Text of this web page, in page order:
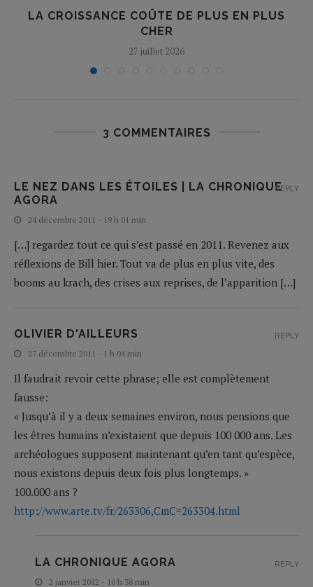
LA CROISSANCE COÛTE DE PLUS EN PLUS
CHER
27 juillet 2026
3 COMMENTAIRES
LE NEZ DANS LES ÉTOILES | LA CHRONIQUE
AGORA
24 décembre 2011 - 19 h 01 min
[…] regardez tout ce qui s’est passé en 2011. Revenez aux
réflexions de Bill hier. Tout va de plus en plus vite, des
booms au krach, des crises aux reprises, de l’apparition […]
REPLY
OLIVIER D'AILLEURS
27 décembre 2011 - 1 h 04 min
Il faudrait revoir cette phrase; elle est complètement
fausse:
« Jusqu’à il y a deux semaines environ, nous pensions que
les êtres humains n’existaient que depuis 100 000 ans. Les
archéologues supposent maintenant qu’en tant qu’espèce,
nous existons depuis deux fois plus longtemps. »
100.000 ans ?
http://www.arte.tv/fr/263306,CmC=263304.html
REPLY
LA CHRONIQUE AGORA
2 janvier 2012 - 10 h 38 min
REPLY